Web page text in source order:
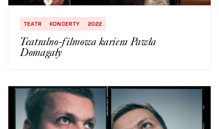
TEATR KONCERTY 2022
Teatralno-filmowa kariera Pawła
Domagały